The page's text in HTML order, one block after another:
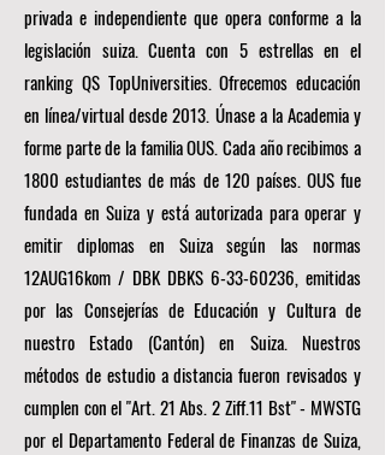
privada e independiente que opera conforme a la
legislación suiza. Cuenta con 5 estrellas en el
ranking QS TopUniversities. Ofrecemos educación
en línea/virtual desde 2013. Únase a la Academia y
forme parte de la familia OUS. Cada año recibimos a
1800 estudiantes de más de 120 países. OUS fue
fundada en Suiza y está autorizada para operar y
emitir diplomas en Suiza según las normas
12AUG16kom / DBK DBKS 6-33-60236, emitidas
por las Consejerías de Educación y Cultura de
nuestro Estado (Cantón) en Suiza. Nuestros
métodos de estudio a distancia fueron revisados y
cumplen con el "Art. 21 Abs. 2 Ziff.11 Bst" - MWSTG
por el Departamento Federal de Finanzas de Suiza,